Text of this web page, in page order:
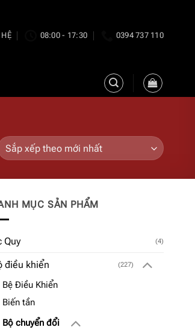
HỆ 08:00 - 17:30 0394 737 110
MỤC SẢN PHẨM
Quy (4)
điều khiển (227)
Bệ Điều Khiển
Biến tần
Bộ chuyển đổi